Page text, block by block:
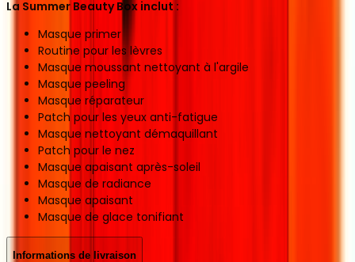
La Summer Beauty Box inclut :
Masque primer
Routine pour les lèvres
Masque moussant nettoyant à l'argile
Masque peeling
Masque réparateur
Patch pour les yeux anti-fatigue
Masque nettoyant démaquillant
Patch pour le nez
Masque apaisant après-soleil
Masque de radiance
Masque apaisant
Masque de glace tonifiant
Informations de livraison